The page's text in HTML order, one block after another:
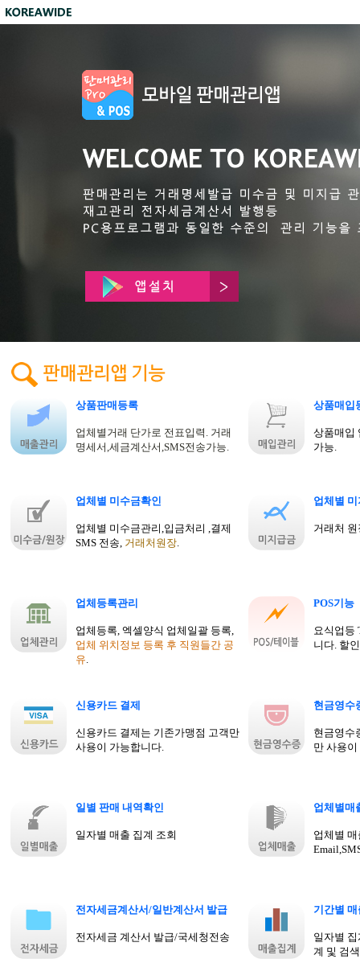
상품판매등록
업체별거래 단가로 전표입력. 거래
명세서,세금계산서,SMS전송가능.
상품매입
상품매입
가능.
업체별 미수금확인
업체별 미수금관리,입금처리 ,결제
SMS 전송, 거래처원장.
업체별
거래처
업체등록관리
업체등록, 엑셀양식 업체일괄 등록,
업체 위치정보 등록 후 직원들간 공
유.
POS기능
요식업등
니다. 할
신용카드 결제
신용카드 결제는 기존가맹점 고객만
사용이 가능합니다.
현금영수
현금영수
만 사용
일별 판매 내역확인
일자별 매출 집계 조회
업체별매
업체별
전자세금계산서/일반계산서 발급
전자세금 계산서 발급/국세청전송
기간별
일자별
계 및 검